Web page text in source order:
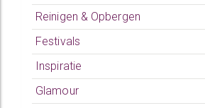
Reinigen & Opbergen
Festivals
Inspiratie
Glamour